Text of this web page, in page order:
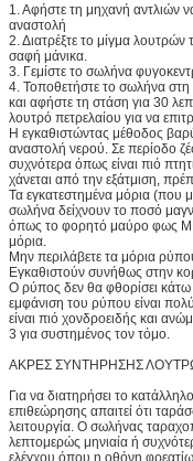
1. Αφήστε τη μηχανή αντλιών
αναστολή
2. Διατρέξτε το μίγμα λουτρών
σαφή μάνικα.
3. Γεμίστε το σωλήνα
4. Τοποθετήστε το σωλήνα
και αφήστε τη στάση για 30
λουτρό πετρελαίου για να
Η εγκαθιστώντας μέθοδος
αναστολή νερού. Σε περίοδο
συχνότερα όπως είναι πιό
χάνεται από την εξάτμιση,
Τα εγκατεστημένα μόρια (που
σωλήνα δείχνουν το ποσό
όπως το φορητό μαύρο φως
μόρια.
Μην περιλάβετε τα μόρια
Εγκαθιστούν συνήθως στην
Ο ρύπος δεν θα φθορίσει
εμφάνιση του ρύπου είναι
είναι πιό χονδροειδής και
3 για συστημένος τον τόμο.
ΑΚΡΕΣ ΣΥΝΤΗΡΗΣΗΣ
Για να διατηρήσει το
επιθεώρησης απαιτεί ότι
λειτουργία. Ο σωλήνας
λεπτομερώς μηνιαία ή
ελέγχου όπου η οθόνη